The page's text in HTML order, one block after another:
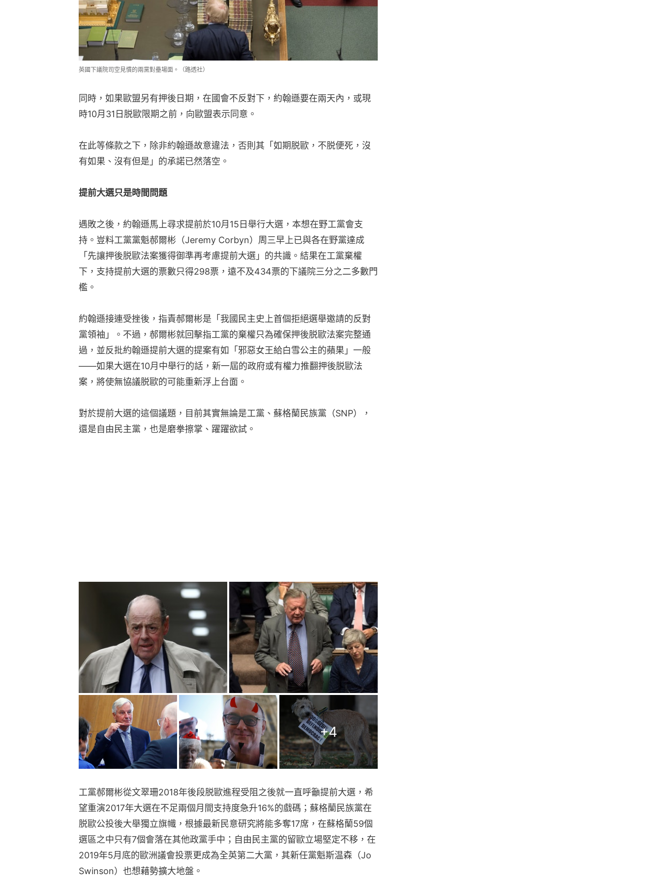
英國下議院司空見慣的兩黨對壘場面。（路透社）
同時，如果歐盟另有押後日期，在國會不反對下，約翰遜要在兩天內，或現
時10月31日脱歐限期之前，向歐盟表示同意。
在此等條款之下，除非約翰遜故意違法，否則其「如期脱歐，不脱便死，沒
有如果、沒有但是」的承諾已然落空。
提前大選只是時間問題
遇敗之後，約翰遜馬上尋求提前於10月15日舉行大選，本想在野工黨會支
持。豈料工黨黨魁郝爾彬（Jeremy Corbyn）周三早上已與各在野黨達成
「先讓押後脱歐法案獲得御準再考慮提前大選」的共識。結果在工黨棄權
下，支持提前大選的票數只得298票，遠不及434票的下議院三分之二多數門
檻。
約翰遜接連受挫後，指責郝爾彬是「我國民主史上首個拒絕選舉邀請的反對
黨領袖」。不過，郝爾彬就回擊指工黨的棄權只為確保押後脱歐法案完整通
過，並反批約翰遜提前大選的提案有如「邪惡女王給白雪公主的蘋果」一般
——如果大選在10月中舉行的話，新一屆的政府或有權力推翻押後脱歐法
案，將使無協議脱歐的可能重新浮上台面。
對於提前大選的這個議題，目前其實無論是工黨、蘇格蘭民族黨（SNP），
還是自由民主黨，也是磨拳擦掌、躍躍欲試。
+4
工黨郝爾彬從文翠珊2018年後段脱歐進程受阻之後就一直呼籲提前大選，希
望重演2017年大選在不足兩個月間支持度急升16%的戲碼；蘇格蘭民族黨在
脱歐公投後大舉獨立旗幟，根據最新民意研究將能多奪17席，在蘇格蘭59個
選區之中只有7個會落在其他政黨手中；自由民主黨的留歐立場堅定不移，在
2019年5月底的歐洲議會投票更成為全英第二大黨，其新任黨魁斯温森（Jo
Swinson）也想藉勢擴大地盤。